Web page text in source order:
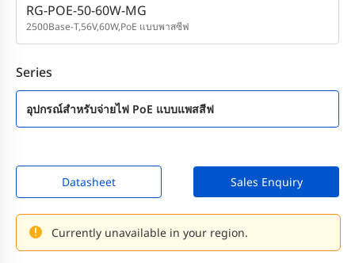
RG-POE-50-60W-MG
2500Base-T,56V,60W,PoE แบบพาสซีฟ
Series
อุปกรณ์สำหรับจ่ายไฟ PoE แบบแพสสีฟ
Datasheet Sales Enquiry
Currently unavailable in your region.